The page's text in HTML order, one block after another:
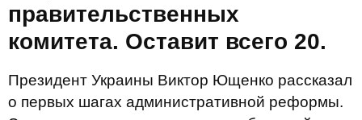
правительственных
комитета. Оставит всего 20.
Президент Украины Виктор Ющенко рассказал
о первых шагах административной реформы.